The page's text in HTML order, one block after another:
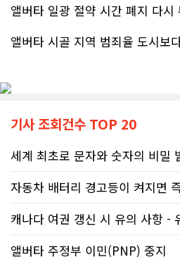
베이스먼트 개발을 고민하시는 분들께
기사 조회건수 TOP 20
앨버타 주정부 이민(PNP) 중지